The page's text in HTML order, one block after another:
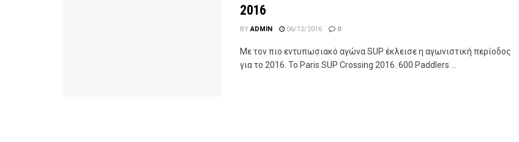
2016
BY ADMIN 06/12/2016 0
Με τον πιο εντυπωσιακό αγώνα SUP έκλεισε η αγωνιστική περίοδος
για το 2016. To Paris SUP Crossing 2016. 600 Paddlers ...